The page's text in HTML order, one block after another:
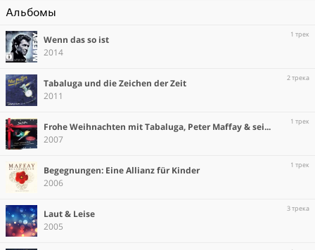
Альбомы
Wenn das so ist
2014
1 трек
Tabaluga und die Zeichen der Zeit
2011
2 трека
Frohe Weihnachten mit Tabaluga, Peter Maffay & seinen Freunden
2007
1 трек
Begegnungen: Eine Allianz für Kinder
2006
1 трек
Laut & Leise
2005
3 трека